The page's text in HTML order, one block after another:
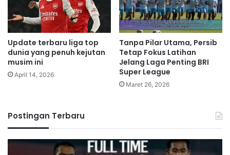
Update terbaru liga top
dunia yang penuh kejutan
musim ini
April 14, 2026
Tanpa Pilar Utama, Persib
Tetap Fokus Latihan
Jelang Laga Penting BRI
Super League
Maret 26, 2026
Postingan Terbaru